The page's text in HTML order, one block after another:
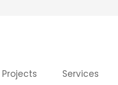
Projects Services